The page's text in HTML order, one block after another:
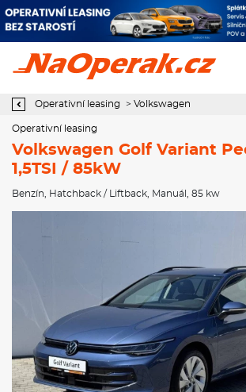
Operativní leasing Volkswagen Golf Variant People 6G 1,5TSI /
Operativní leasing > Volkswagen
Operativní leasing
Volkswagen Golf Variant
1,5TSI / 85kW
Benzín Hatchback / Liftback Manuál , 85 kw